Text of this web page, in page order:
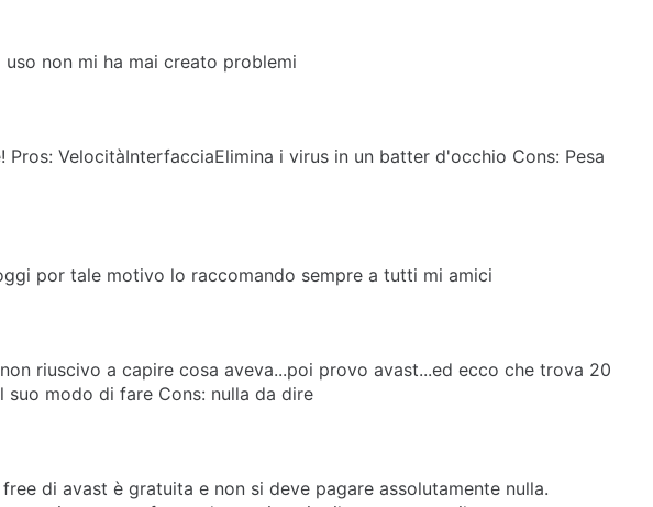
non mi ha mai creato problemi
VelocitàInterfacciaElimina i virus in un batter d'occhio Cons: Pesa
por tale motivo lo raccomando sempre a tutti mi amici
riuscivo a capire cosa aveva...poi provo avast...ed ecco che trova 20
modo di fare Cons: nulla da dire
di avast è gratuita e non si deve pagare assolutamente nulla.